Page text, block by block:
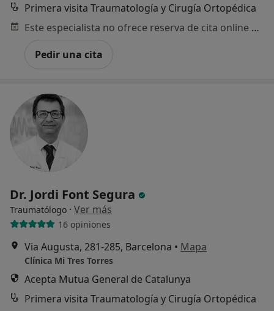
Primera visita Traumatología y Cirugía Ortopédica
Este especialista no ofrece reserva de cita online en esta dirección.
Pedir una cita
Dr. Jordi Font Segura
Traumatólogo · Ver más
16 opiniones
Via Augusta, 281-285, Barcelona • Mapa
Clínica Mi Tres Torres
Acepta Mutua General de Catalunya
Primera visita Traumatología y Cirugía Ortopédica